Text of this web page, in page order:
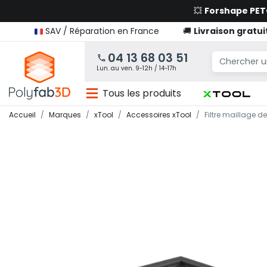
💥 Forshape
SAV / Réparation en France
🚚 Livraison
04 13 68 03 51
Lun. au ven. 9-12h / 14-17h
Tous les produits
Accueil Marques xTool Accessoires xTool Filtre maillage